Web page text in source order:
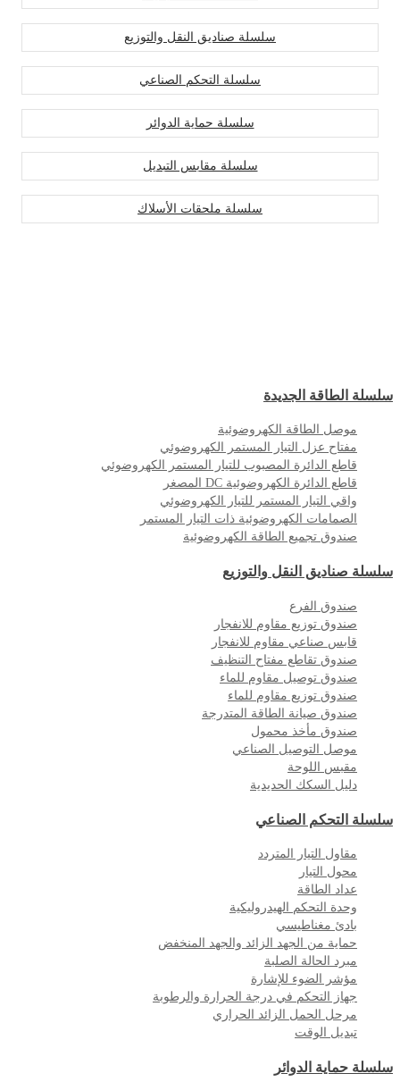
سلسلة صناديق النقل والتوزيع
سلسلة التحكم الصناعي
سلسلة حماية الدوائر
سلسلة مقابس التبديل
سلسلة ملحقات الأسلاك
سلسلة الطاقة الجديدة
موصل الطاقة الكهروضوئية
مفتاح عزل التيار المستمر الكهروضوئي
قاطع الدائرة المصبوب للتيار المستمر الكهروضوئي
قاطع الدائرة الكهروضوئية DC المصغر
واقي التيار المستمر للتيار الكهروضوئي
الصمامات الكهروضوئية ذات التيار المستمر
صندوق تجميع الطاقة الكهروضوئية
سلسلة صناديق النقل والتوزيع
صندوق الفرع
صندوق توزيع مقاوم للانفجار
قابس صناعي مقاوم للانفجار
صندوق تقاطع مفتاح التنظيف
صندوق توصيل مقاوم للماء
صندوق توزيع مقاوم للماء
صندوق صيانة الطاقة المتدرجة
صندوق مأخذ محمول
موصل التوصيل الصناعي
مقبس اللوحة
دليل السكك الحديدية
سلسلة التحكم الصناعي
مقاول التيار المتردد
محول التيار
عداد الطاقة
وحدة التحكم الهيدروليكية
بادئ مغناطيسي
حماية من الجهد الزائد والجهد المنخفض
مبرد الحالة الصلبة
مؤشر الضوء للإشارة
جهاز التحكم في درجة الحرارة والرطوبة
مرحل الحمل الزائد الحراري
تبديل الوقت
سلسلة حماية الدوائر